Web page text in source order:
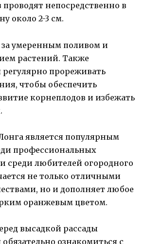
непосредственно в
около 2-3 см.
умеренным поливом и
растений. Также
регулярно прореживать
чтобы обеспечить
корнеплодов и избежать
является популярным
профессиональных
и среди любителей огородного
не только отличными
но и дополняет любое
оранжевым цветом.
высадкой рассады
ознакомиться с